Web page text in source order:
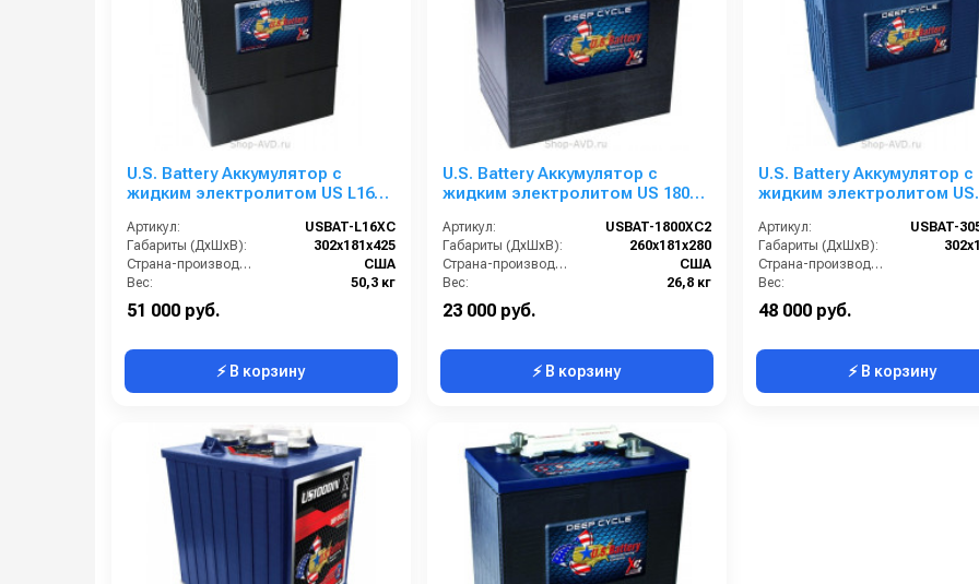
U.S. Battery Аккумулятор с
жидким электролитом US L16
Артикул:
USBAT-L16XC
Габариты (ДхШхВ):
302х181х425
Страна-производитель:
США
Вес:
50,3 кг
51 000 руб.
⚡ В корзину
U.S. Battery Аккумулятор с
жидким электролитом US 1800
Артикул:
USBAT-1800XC2
Габариты (ДхШхВ):
260х181х280
Страна-производитель:
США
Вес:
26,8 кг
23 000 руб.
⚡ В корзину
U.S. Battery Аккумулятор с
жидким электролитом US
Артикул:
USBAT-
Габариты (ДхШхВ):
Страна-производитель:
Вес:
48 000 руб.
⚡ В корзину